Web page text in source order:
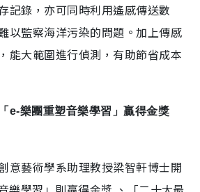
記錄，亦可同時利用遙感傳送數
以監察海洋污染的問題。加上傳感
能大範圍進行偵測，有助節省成本
e-樂團重塑音樂學習」贏得金獎
意藝術學系助理教授梁智軒博士開